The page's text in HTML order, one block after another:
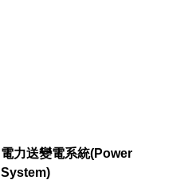
電力送變電系統(Power
System)